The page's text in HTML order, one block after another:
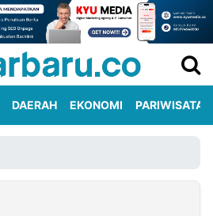
DAERAH EKONOMI PARIWISATA